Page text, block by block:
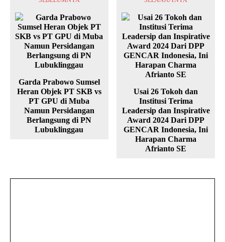
Garda Prabowo Sumsel
Heran Objek PT SKB vs
PT GPU di Muba
Namun Persidangan
Berlangsung di PN
Lubuklinggau
Usai 26 Tokoh dan
Institusi Terima
Leadersip dan Inspirative
Award 2024 Dari DPP
GENCAR Indonesia, Ini
Harapan Charma
Afrianto SE